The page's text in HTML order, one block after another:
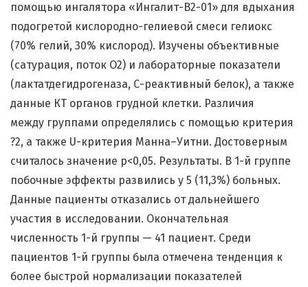
помощью ингалятора «Ингалит-В2-01» для вдыхания
подогретой кислородно-гелиевой смеси гелиокс
(70% гелий, 30% кислород). Изучены объективные
(сатурация, поток О2) и лабораторные показатели
(лактатдегидрогеназа, С-реактивный белок), а также
данные КТ органов грудной клетки. Различия
между группами определялись с помощью критерия
?2, а также U-критерия Манна–Уитни. Достоверным
считалось значение р<0,05. Результаты. В 1-й группе
побочные эффекты развились у 5 (11,3%) больных.
Данные пациенты отказались от дальнейшего
участия в исследовании. Окончательная
численность 1-й группы — 41 пациент. Среди
пациентов 1-й группы была отмечена тенденция к
более быстрой нормализации показателей